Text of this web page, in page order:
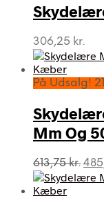
306,25 kr.
På Udsalg!
Mm Og
613,75kr. Den